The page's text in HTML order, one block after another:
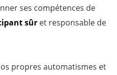
ses compétences de
sûr et responsable de
propres automatismes et